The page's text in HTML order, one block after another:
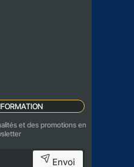
et des promotions en
Envoi